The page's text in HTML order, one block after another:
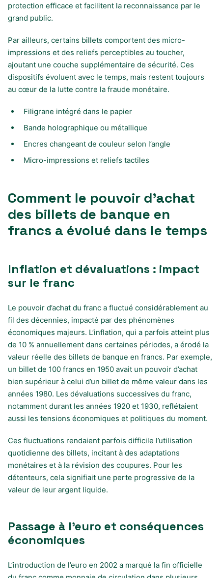
protection efficace et facilitent la reconnaissance par le
grand public.
Par ailleurs, certains billets comportent des micro-
impressions et des reliefs perceptibles au toucher,
ajoutant une couche supplémentaire de sécurité. Ces
dispositifs évoluent avec le temps, mais restent toujours
au cœur de la lutte contre la fraude monétaire.
Filigrane intégré dans le papier
Bande holographique ou métallique
Encres changeant de couleur selon l’angle
Micro-impressions et reliefs tactiles
Comment le pouvoir d’achat
des billets de banque en
francs a évolué dans le temps
Inflation et dévaluations : impact
sur le franc
Le pouvoir d’achat du franc a fluctué considérablement au
fil des décennies, impacté par des phénomènes
économiques majeurs. L’inflation, qui a parfois atteint plus
de 10 % annuellement dans certaines périodes, a érodé la
valeur réelle des billets de banque en francs. Par exemple,
un billet de 100 francs en 1950 avait un pouvoir d’achat
bien supérieur à celui d’un billet de même valeur dans les
années 1980. Les dévaluations successives du franc,
notamment durant les années 1920 et 1930, reflétaient
aussi les tensions économiques et politiques du moment.
Ces fluctuations rendaient parfois difficile l’utilisation
quotidienne des billets, incitant à des adaptations
monétaires et à la révision des coupures. Pour les
détenteurs, cela signifiait une perte progressive de la
valeur de leur argent liquide.
Passage à l’euro et conséquences
économiques
L’introduction de l’euro en 2002 a marqué la fin officielle